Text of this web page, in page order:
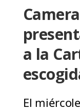
a la
El